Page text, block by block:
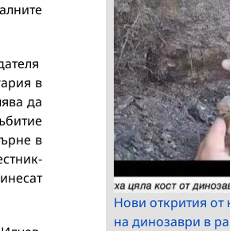
в
да
в
Нови открития
на динозаври в